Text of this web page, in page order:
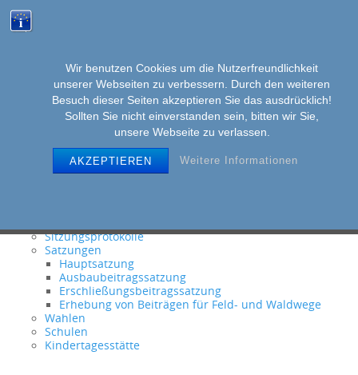
Wir benutzen Cookies um die Nutzerfreundlichkeit
unserer Webseiten zu verbessern. Durch den weiteren
Besuch dieser Seiten akzeptieren Sie das ausdrücklich!
Sollten Sie nicht einverstanden sein, bitten wir Sie,
unsere Webseite zu verlassen.
AKZEPTIEREN Weitere Informationen
MENU
Sitzungsprotokolle
Satzungen
Hauptsatzung
Ausbaubeitragssatzung
Erschließungsbeitragssatzung
Erhebung von Beiträgen für Feld- und Waldwege
Wahlen
Schulen
Kindertagesstätte